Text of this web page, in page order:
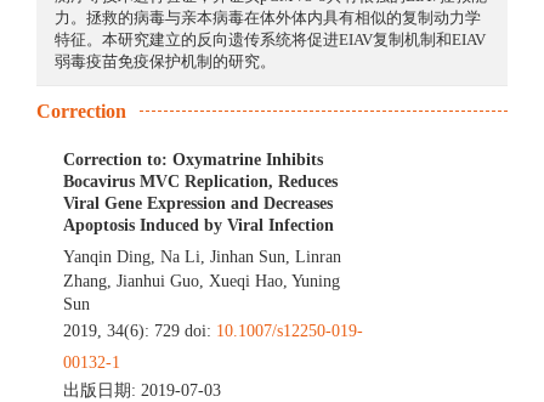
力。拯救的病毒与亲本病毒在体外体内具有相似的复制动力学
特征。本研究建立的反向遗传系统将促进EIAV复制机制和EIAV
弱毒疫苗免疫保护机制的研究。
Correction
Correction to: Oxymatrine Inhibits
Bocavirus MVC Replication, Reduces
Viral Gene Expression and Decreases
Apoptosis Induced by Viral Infection
Yanqin Ding,Na Li,Jinhan Sun,Linran
Zhang,Jianhui Guo,Xueqi Hao,Yuning
Sun
2019, 34(6): 729 doi: 10.1007/s12250-019-
00132-1
出版日期:2019-07-03